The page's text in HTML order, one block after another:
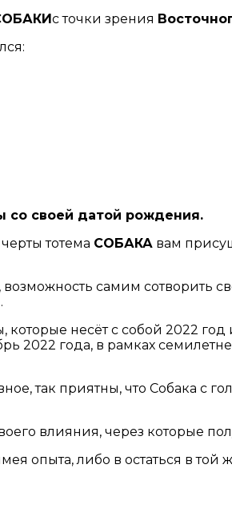
с точки зрения
со своей датой рождения.
тотема СОБАКА вам
самим сотворить
несёт с собой 2022
2022 года, в рамках
так приятны, что Собака с
влияния, через которые
опыта, либо в остаться в той